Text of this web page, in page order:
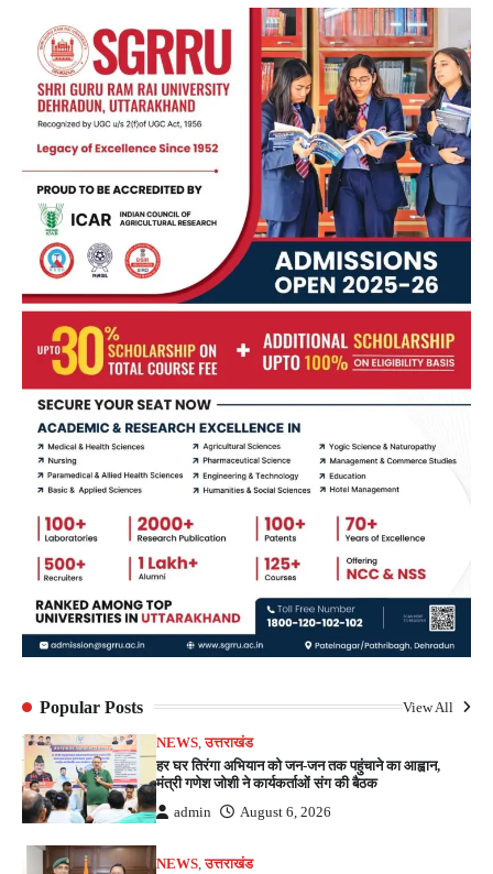
Popular Posts View All
NEWS,उत्तराखंड
हर घर तिरंगा अभियान को जन-जन तक पहुंचाने का आह्वान,
मंत्री गणेश जोशी ने कार्यकर्ताओं संग की बैठक
admin August 6, 2026
NEWS,उत्तराखंड